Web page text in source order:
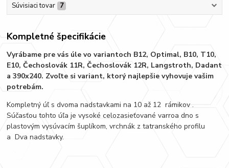
Súvisiaci tovar 7
Kompletné špecifikácie
Vyrábame pre vás úle vo variantoch B12, Optimal, B10, T10,
E10, Čechoslovák 11R, Čechoslovák 12R, Langstroth, Dadant
a 390x240. Zvoľte si variant, ktorý najlepšie vyhovuje vašim
potrebám.
Kompletný úľ s dvoma nadstavkami na 10 až 12 rámikov .
Súčasťou tohto úľa je vysoké celozasieťované varroa dno s
plastovým vysúvacím šuplíkom, vrchnák z tatranského profilu
a Dva nadstavky.